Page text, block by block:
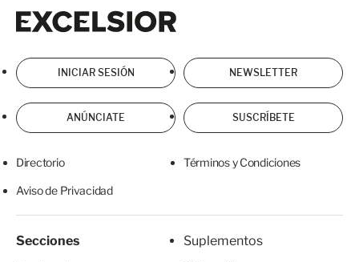
INICIAR SESIÓN NEWSLETTER
ANÚNCIATE SUSCRÍBETE
Directorio Términos y Condiciones
Aviso de Privacidad
Secciones
Suplementos